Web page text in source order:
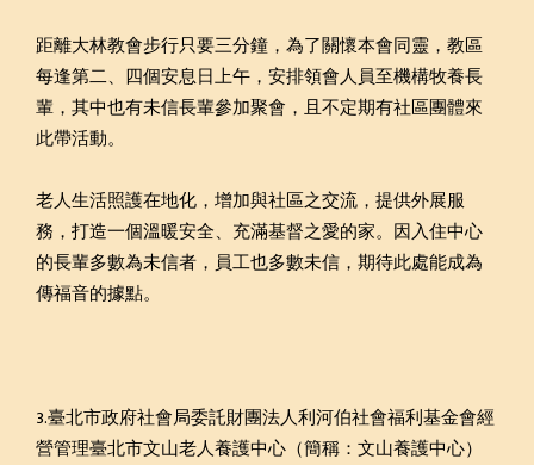
距離大林教會步行只要三分鐘，為了關懷本會同靈，教區
每逢第二、四個安息日上午，安排領會人員至機構牧養長
輩，其中也有未信長輩參加聚會，且不定期有社區團體來
此帶活動。
老人生活照護在地化，增加與社區之交流，提供外展服
務，打造一個溫暖安全、充滿基督之愛的家。因入住中心
的長輩多數為未信者，員工也多數未信，期待此處能成為
傳福音的據點。
3.臺北市政府社會局委託財團法人利河伯社會福利基金會經
營管理臺北市文山老人養護中心（簡稱：文山養護中心）